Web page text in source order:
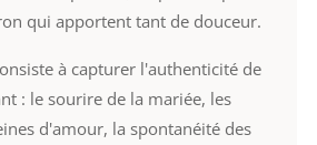
qui apportent tant de douceur.
à capturer l'authenticité de
: le sourire de la mariée, les
d'amour, la spontanéité des